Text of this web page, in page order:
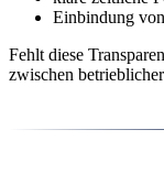
Einbindung
Fehlt diese
zwischen